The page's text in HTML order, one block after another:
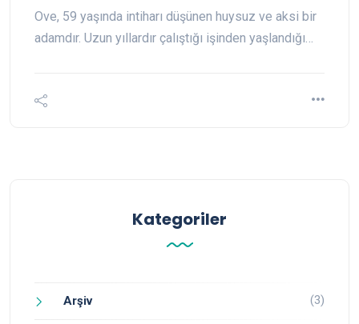
Ove, 59 yaşında intiharı düşünen huysuz ve aksi bir
adamdır. Uzun yıllardır çalıştığı işinden yaşlandığı…
Kategoriler
Arşiv (3)